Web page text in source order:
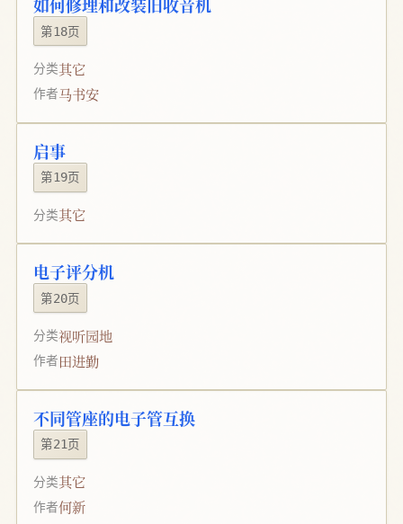
如何修理和改装旧收音机
第18页
分类其它
作者马书安
启事
第19页
分类其它
电子评分机
第20页
分类视听园地
作者田进勤
不同管座的电子管互换
第21页
分类其它
作者何新